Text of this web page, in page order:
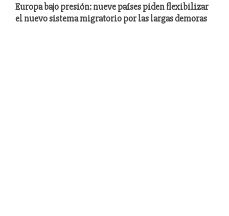
Europa bajo presión: nueve países piden flexibilizar
el nuevo sistema migratorio por las largas demoras